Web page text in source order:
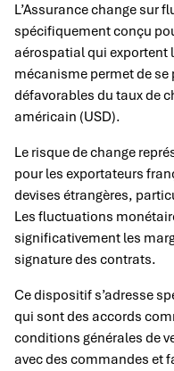
L’Assurance change sur
spécifiquement conçu
aérospatial qui exportent
mécanisme permet de
défavorables du taux de
américain (USD).
Le risque de change
pour les exportateurs
devises étrangères,
Les fluctuations
significativement les
signature des contrats.
Ce dispositif s’adresse
qui sont des accords
conditions générales de
avec des commandes et